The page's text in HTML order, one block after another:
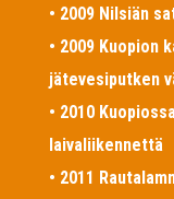
• 2009 Nilsiän
• 2009 Kuopion
jätevesiputken
• 2010
laivaliikennettä
• 2011